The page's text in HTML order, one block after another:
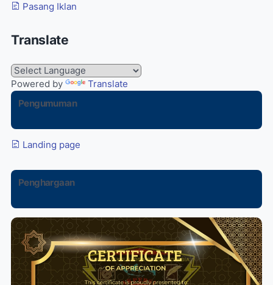
Pasang Iklan
Translate
Powered by
Translate
Pengumuman
Landing page
Penghargaan